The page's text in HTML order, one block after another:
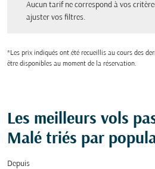
Aucun tarif ne correspond à vos
ajuster vos filtres.
*Les prix indiqués ont été recueillis au cours des
être disponibles au moment de la réservation.
Les meilleurs vols
Malé triés par
Depuis